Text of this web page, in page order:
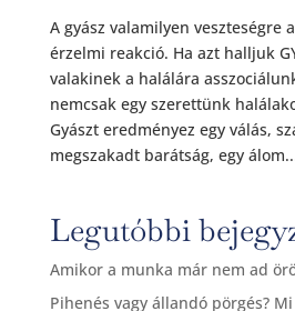
A gyász valamilyen veszteségre
érzelmi reakció. Ha azt halljuk
valakinek a halálára
nemcsak egy szerettünk
Gyászt eredményez egy válás,
megszakadt barátság, egy
Legutóbbi
Amikor a munka már nem ad
Pihenés vagy állandó pörgés?